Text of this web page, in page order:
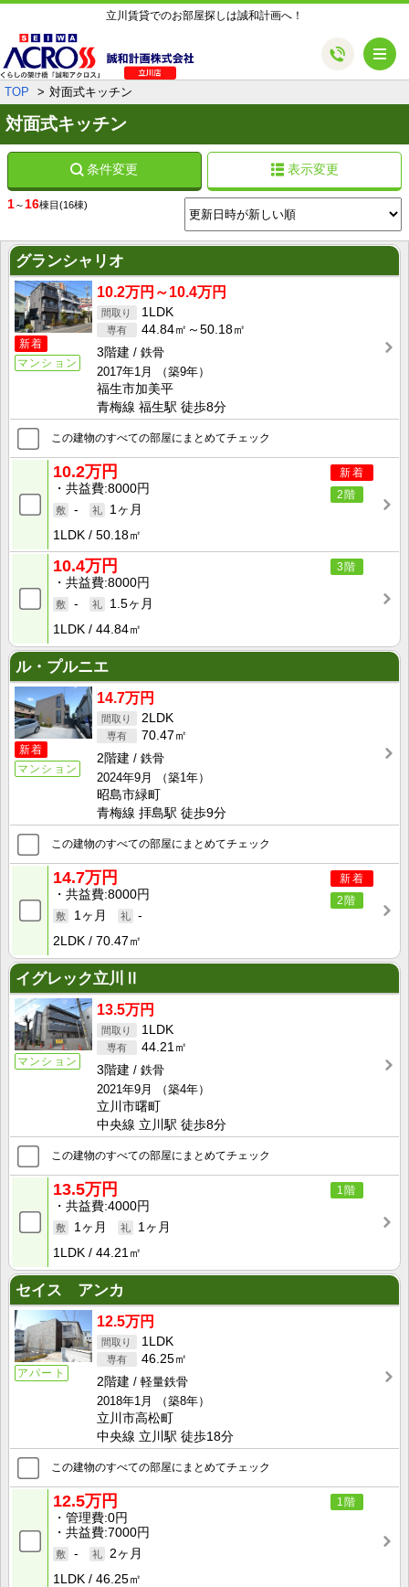
立川賃貸でのお部屋探しは誠和計画へ！
TOP 対面式キッチン
対面式キッチン
条件変更 表示変更
1～16棟目 (16棟)
グランシャリオ
新着
マンション
10.2万円～10.4万円
1LDK
44.84㎡～50.18㎡
3階建
鉄骨
2017年1月
（築9年）
福生市加美平
青梅線 福生駅 徒歩8分
この建物のすべての部屋にまとめてチェック
新着
2階
10.2万円
共益費 8000円
-
1ヶ月
1LDK
50.18㎡
3階
10.4万円
共益費 8000円
-
1.5ヶ月
1LDK
44.84㎡
ル・プルニエ
新着
マンション
14.7万円
2LDK
70.47㎡
2階建
鉄骨
2024年9月
（築1年）
昭島市緑町
青梅線 拝島駅 徒歩9分
この建物のすべての部屋にまとめてチェック
新着
2階
14.7万円
共益費 8000円
1ヶ月
-
2LDK
70.47㎡
イグレック立川Ⅱ
マンション
13.5万円
1LDK
44.21㎡
3階建
鉄骨
2021年9月
（築4年）
立川市曙町
中央線 立川駅 徒歩8分
この建物のすべての部屋にまとめてチェック
1階
13.5万円
共益費 4000円
1ヶ月
1ヶ月
1LDK
44.21㎡
セイス アンカ
アパート
12.5万円
1LDK
46.25㎡
2階建
軽量鉄骨
2018年1月
（築8年）
立川市高松町
中央線 立川駅 徒歩18分
この建物のすべての部屋にまとめてチェック
1階
12.5万円
管理費 0円
共益費 7000円
-
2ヶ月
1LDK
46.25㎡